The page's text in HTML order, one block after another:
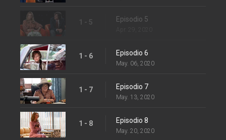
1 - 5 Episodio 5
1 - 6 Episodio 6
May. 06, 2020
1 - 7 Episodio 7
May. 13, 2020
1 - 8 Episodio 8
May. 20, 2020